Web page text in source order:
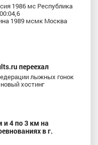
1986 мс Республика
1989 мсмк Москва
переехал
лыжных гонок
хостинг
и 4 по 3 км на
в г.